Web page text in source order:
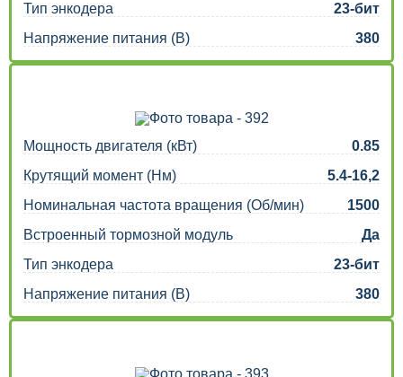
Тип энкодера
23-бит
Напряжение питания (В)
380
Мощность двигателя (кВт)
0.85
Крутящий момент (Нм)
5.4-16,2
Номинальная частота вращения (Об/мин)
1500
Встроенный тормозной модуль
Да
Тип энкодера
23-бит
Напряжение питания (В)
380